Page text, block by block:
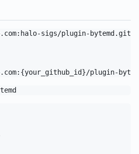
sigs/plugin-bytemd.git